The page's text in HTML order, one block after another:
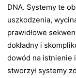
DNA. Systemy te
uszkodzenia,
prawidłowe
dokładny i
dowód na istnienie
stworzył systemy